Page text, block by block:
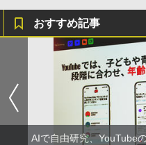
おすすめ記事
AIで自由研究、YouTube